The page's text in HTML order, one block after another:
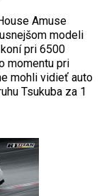
Amuse
modeli
pri 6500
momentu pri
mohli vidieť auto
Tsukuba za 1